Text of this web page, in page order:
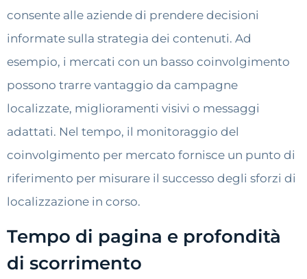
consente alle aziende di prendere decisioni
informate sulla strategia dei contenuti. Ad
esempio, i mercati con un basso coinvolgimento
possono trarre vantaggio da campagne
localizzate, miglioramenti visivi o messaggi
adattati. Nel tempo, il monitoraggio del
coinvolgimento per mercato fornisce un punto di
riferimento per misurare il successo degli sforzi di
localizzazione in corso.
Tempo di pagina e profondità
di scorrimento